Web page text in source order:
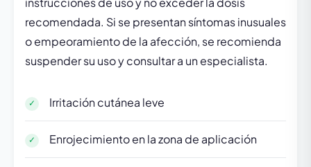
recomendada. Si se presentan síntomas inusuales
o empeoramiento de la afección, se recomienda
suspender su uso y consultar a un especialista.
Irritación cutánea leve
Enrojecimiento en la zona de aplicación